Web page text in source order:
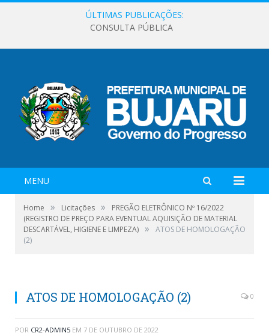
ÚLTIMAS PUBLICAÇÕES:
CONSULTA PÚBLICA
MENU
Home » Licitações »
PREGÃO ELETRÔNICO Nº 16/2022
(REGISTRO DE PREÇO PARA EVENTUAL AQUISIÇÃO DE MATERIAL
DESCARTÁVEL, HIGIENE E LIMPEZA) »
ATOS DE HOMOLOGAÇÃO
(2)
ATOS DE HOMOLOGAÇÃO (2) 0
POR CR2-ADMIN5 EM 7 DE OUTUBRO DE 2022